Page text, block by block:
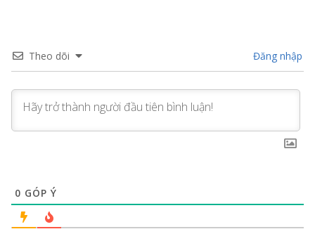
Theo dõi Đăng nhập
0 GÓP Ý